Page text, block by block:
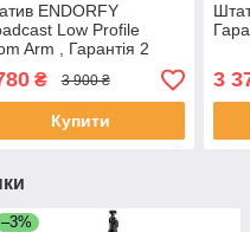
ENDORFY
Low Profile
Arm , Гарантія 2
₴ 3 900 ₴
Купити
3
–3%